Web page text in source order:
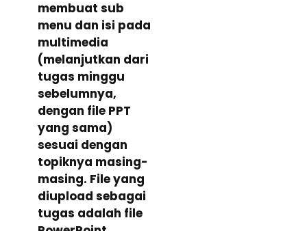
membuat sub
menu dan isi pada
multimedia
(melanjutkan dari
tugas minggu
sebelumnya,
dengan file PPT
yang sama)
sesuai dengan
topiknya masing-
masing. File yang
diupload sebagai
tugas adalah file